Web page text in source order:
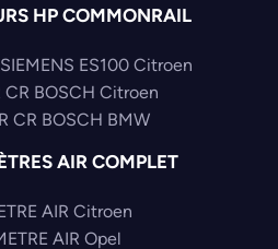
HP COMMONRAIL
ES100 Citroen
CR BOSCH Citroen
CR BOSCH BMW
AIR COMPLET
AIR Citroen
AIR Opel